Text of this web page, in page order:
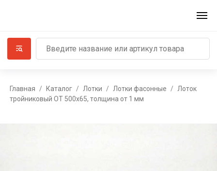
Главная Каталог Лотки Лотки фасонные
Лоток
тройниковый ОТ 500х65, толщина от 1 мм